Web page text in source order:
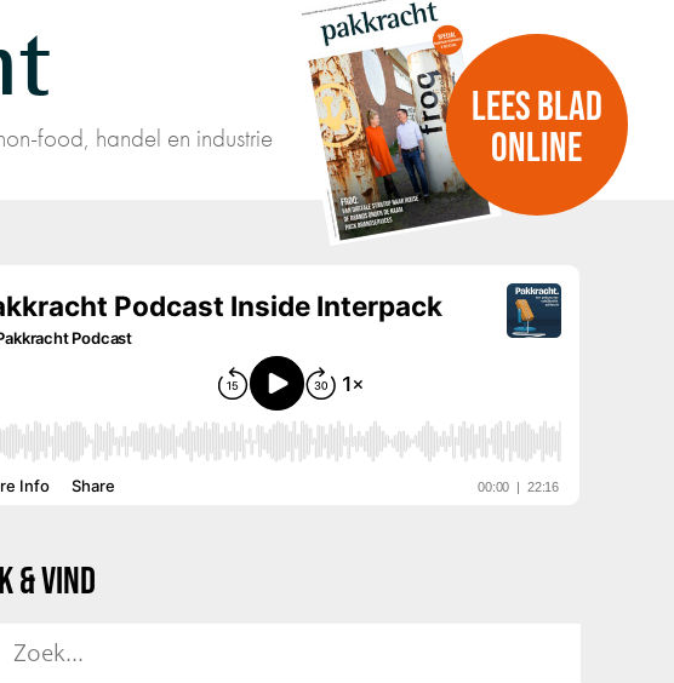
food, handel en industrie
LEES BLAD
ONLINE
& VIND